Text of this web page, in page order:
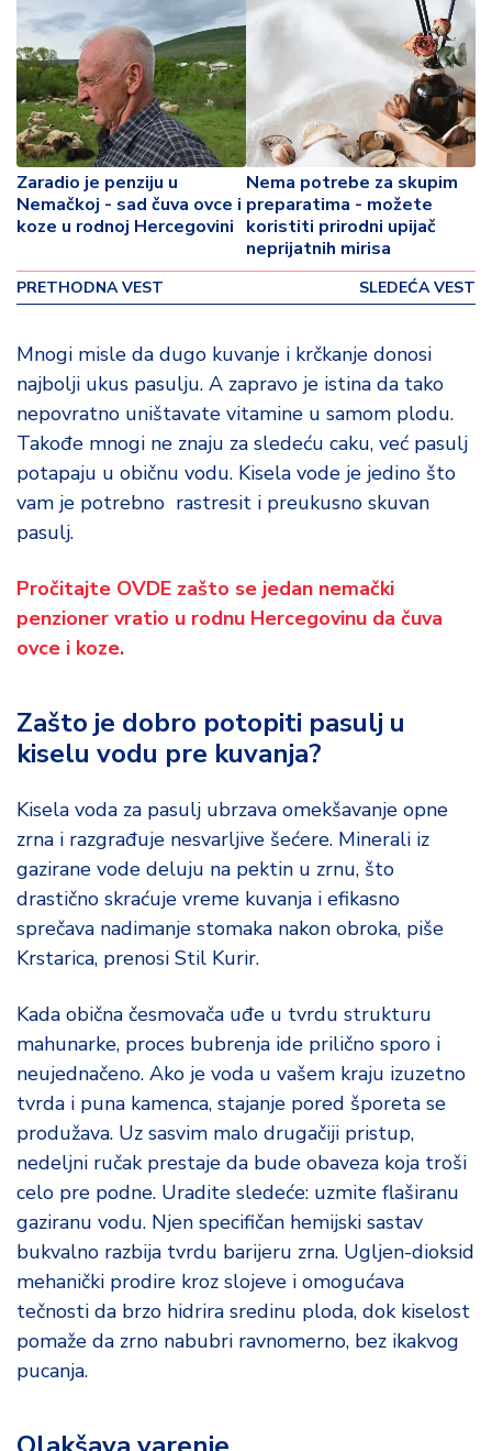
Zaradio je penziju u
Nemačkoj - sad čuva ovce i
koze u rodnoj Hercegovini
PRETHODNA VEST
Nema potrebe za skupim
preparatima - možete
koristiti prirodni upijač
neprijatnih mirisa
SLEDEĆA VEST
Mnogi misle da dugo kuvanje i krčkanje donosi
najbolji ukus pasulju. A zapravo je istina da tako
nepovratno uništavate vitamine u samom plodu.
Takođe mnogi ne znaju za sledeću caku, već pasulj
potapaju u običnu vodu. Kisela vode je jedino što
vam je potrebno rastresit i preukusno skuvan
pasulj.
Pročitajte OVDE zašto se jedan nemački
penzioner vratio u rodnu Hercegovinu da čuva
ovce i koze.
Zašto je dobro potopiti pasulj u
kiselu vodu pre kuvanja?
Kisela voda za pasulj ubrzava omekšavanje opne
zrna i razgrađuje nesvarljive šećere. Minerali iz
gazirane vode deluju na pektin u zrnu, što
drastično skraćuje vreme kuvanja i efikasno
sprečava nadimanje stomaka nakon obroka, piše
Krstarica, prenosi Stil Kurir.
Kada obična česmovača uđe u tvrdu strukturu
mahunarke, proces bubrenja ide prilično sporo i
neujednačeno. Ako je voda u vašem kraju izuzetno
tvrda i puna kamenca, stajanje pored šporeta se
produžava. Uz sasvim malo drugačiji pristup,
nedeljni ručak prestaje da bude obaveza koja troši
celo pre podne. Uradite sledeće: uzmite flaširanu
gaziranu vodu. Njen specifičan hemijski sastav
bukvalno razbija tvrdu barijeru zrna. Ugljen-dioksid
mehanički prodire kroz slojeve i omogućava
tečnosti da brzo hidrira sredinu ploda, dok kiselost
pomaže da zrno nabubri ravnomerno, bez ikakvog
pucanja.